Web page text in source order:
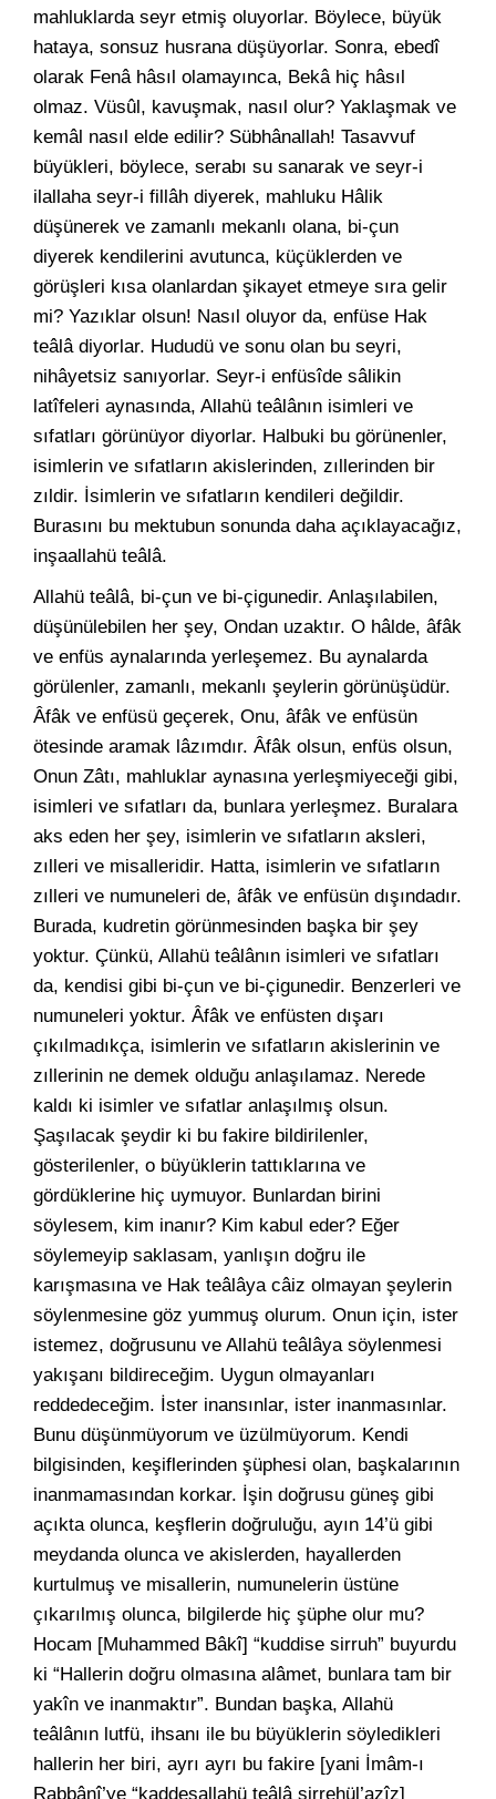
mahluklarda seyr etmiş oluyorlar. Böylece, büyük
hataya, sonsuz husrana düşüyorlar. Sonra, ebedî
olarak Fenâ hâsıl olamayınca, Bekâ hiç hâsıl
olmaz. Vüsûl, kavuşmak, nasıl olur? Yaklaşmak ve
kemâl nasıl elde edilir? Sübhânallah! Tasavvuf
büyükleri, böylece, serabı su sanarak ve seyr-i
ilallaha seyr-i fillâh diyerek, mahluku Hâlik
düşünerek ve zamanlı mekanlı olana, bi-çun
diyerek kendilerini avutunca, küçüklerden ve
görüşleri kısa olanlardan şikayet etmeye sıra gelir
mi? Yazıklar olsun! Nasıl oluyor da, enfüse Hak
teâlâ diyorlar. Hududü ve sonu olan bu seyri,
nihâyetsiz sanıyorlar. Seyr-i enfüsîde sâlikin
latîfeleri aynasında, Allahü teâlânın isimleri ve
sıfatları görünüyor diyorlar. Halbuki bu görünenler,
isimlerin ve sıfatların akislerinden, zıllerinden bir
zıldir. İsimlerin ve sıfatların kendileri değildir.
Burasını bu mektubun sonunda daha açıklayacağız,
inşaallahü teâlâ.
Allahü teâlâ, bi-çun ve bi-çigunedir. Anlaşılabilen,
düşünülebilen her şey, Ondan uzaktır. O hâlde, âfâk
ve enfüs aynalarında yerleşemez. Bu aynalarda
görülenler, zamanlı, mekanlı şeylerin görünüşüdür.
Âfâk ve enfüsü geçerek, Onu, âfâk ve enfüsün
ötesinde aramak lâzımdır. Âfâk olsun, enfüs olsun,
Onun Zâtı, mahluklar aynasına yerleşmiyeceği gibi,
isimleri ve sıfatları da, bunlara yerleşmez. Buralara
aks eden her şey, isimlerin ve sıfatların aksleri,
zılleri ve misalleridir. Hatta, isimlerin ve sıfatların
zılleri ve numuneleri de, âfâk ve enfüsün dışındadır.
Burada, kudretin görünmesinden başka bir şey
yoktur. Çünkü, Allahü teâlânın isimleri ve sıfatları
da, kendisi gibi bi-çun ve bi-çigunedir. Benzerleri ve
numuneleri yoktur. Âfâk ve enfüsten dışarı
çıkılmadıkça, isimlerin ve sıfatların akislerinin ve
zıllerinin ne demek olduğu anlaşılamaz. Nerede
kaldı ki isimler ve sıfatlar anlaşılmış olsun.
Şaşılacak şeydir ki bu fakire bildirilenler,
gösterilenler, o büyüklerin tattıklarına ve
gördüklerine hiç uymuyor. Bunlardan birini
söylesem, kim inanır? Kim kabul eder? Eğer
söylemeyip saklasam, yanlışın doğru ile
karışmasına ve Hak teâlâya câiz olmayan şeylerin
söylenmesine göz yummuş olurum. Onun için, ister
istemez, doğrusunu ve Allahü teâlâya söylenmesi
yakışanı bildireceğim. Uygun olmayanları
reddedeceğim. İster inansınlar, ister inanmasınlar.
Bunu düşünmüyorum ve üzülmüyorum. Kendi
bilgisinden, keşiflerinden şüphesi olan, başkalarının
inanmamasından korkar. İşin doğrusu güneş gibi
açıkta olunca, keşflerin doğruluğu, ayın 14’ü gibi
meydanda olunca ve akislerden, hayallerden
kurtulmuş ve misallerin, numunelerin üstüne
çıkarılmış olunca, bilgilerde hiç şüphe olur mu?
Hocam [Muhammed Bâkî] “kuddise sirruh” buyurdu
ki “Hallerin doğru olmasına alâmet, bunlara tam bir
yakîn ve inanmaktır”. Bundan başka, Allahü
teâlânın lutfü, ihsanı ile bu büyüklerin söyledikleri
hallerin her biri, ayrı ayrı bu fakire [yani İmâm-ı
Rabbânî’ye “kaddesallahü teâlâ sirrehül’azîz]